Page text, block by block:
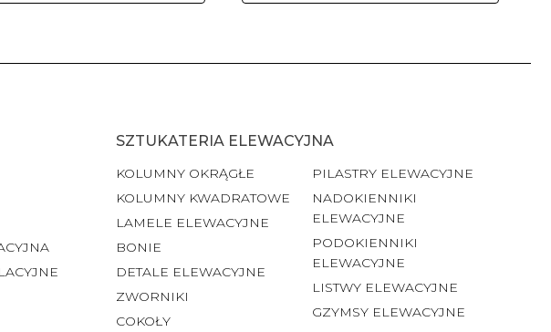
SZTUKATERIA ELEWACYJNA
KOLUMNY OKRĄGŁE
KOLUMNY KWADRATOWE
LAMELE ELEWACYJNE
BONIE
DETALE ELEWACYJNE
ZWORNIKI
COKOŁY
PILASTRY ELEWACYJNE
NADOKIENNIKI
ELEWACYJNE
PODOKIENNIKI
ELEWACYJNE
LISTWY ELEWACYJNE
GZYMSY ELEWACYJNE